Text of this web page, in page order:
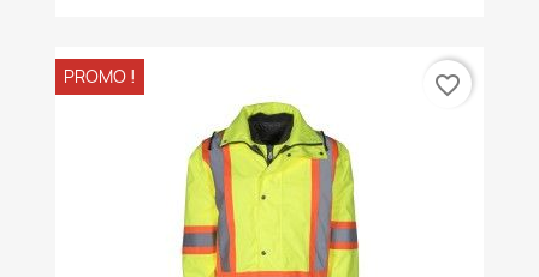
PROMO ! favorite_border